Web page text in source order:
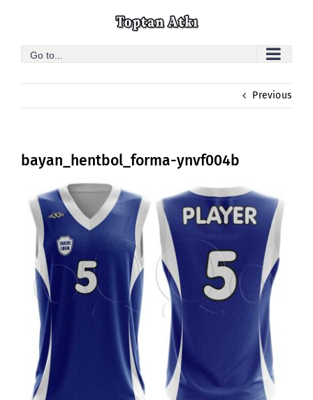
Go to...
Previous
bayan_hentbol_forma-ynvf004b